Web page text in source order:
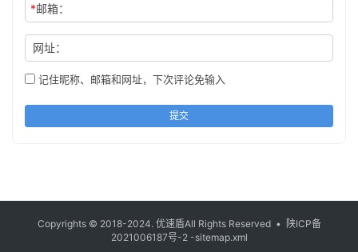
*邮箱：
网址：
记住昵称、邮箱和网址，下次评论免输入
提交
Copyrights © 2018-2024. 优速盾All Rights Reserved • 陕ICP备
2021006187号-2 -sitemap.xml